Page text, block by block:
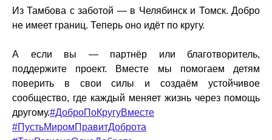
Из Тамбова с заботой — в Челябинск и Томск. Добро
не имеет границ. Теперь оно идёт по кругу.
А если вы — партнёр или благотворитель,
поддержите проект. Вместе мы помогаем детям
поверить в свои силы и создаём устойчивое
сообщество, где каждый меняет жизнь через помощь
другому.#ДоброПоКругуВместе
#ПустьМиромПравитДоброта